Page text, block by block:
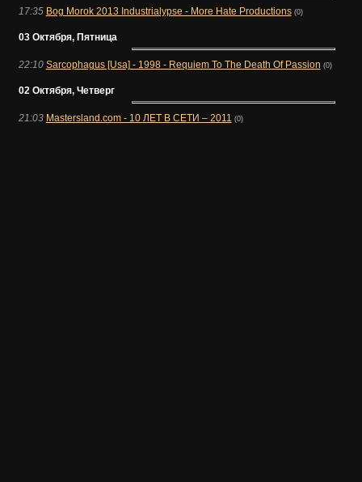
17:35 Bog Morok 2013 Industrialypse - More Hate Productions (0)
03 Октября, Пятница
22:10 Sarcophagus [Usa] - 1998 - Requiem To The Death Of Passion (0)
02 Октября, Четверг
21:03 Mastersland.com - 10 ЛЕТ В СЕТИ – 2011 (0)